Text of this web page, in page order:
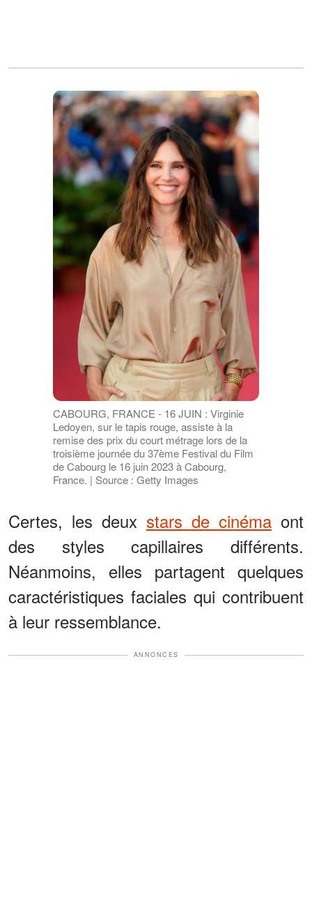
CABOURG, FRANCE - 16 JUIN : Virginie
Ledoyen, sur le tapis rouge, assiste à la
remise des prix du court métrage lors de la
troisième journée du 37ème Festival du Film
de Cabourg le 16 juin 2023 à Cabourg,
France. | Source : Getty Images
Certes, les deux stars de cinéma ont
des styles capillaires différents.
Néanmoins, elles partagent quelques
caractéristiques faciales qui contribuent
à leur ressemblance.
ANNONCES